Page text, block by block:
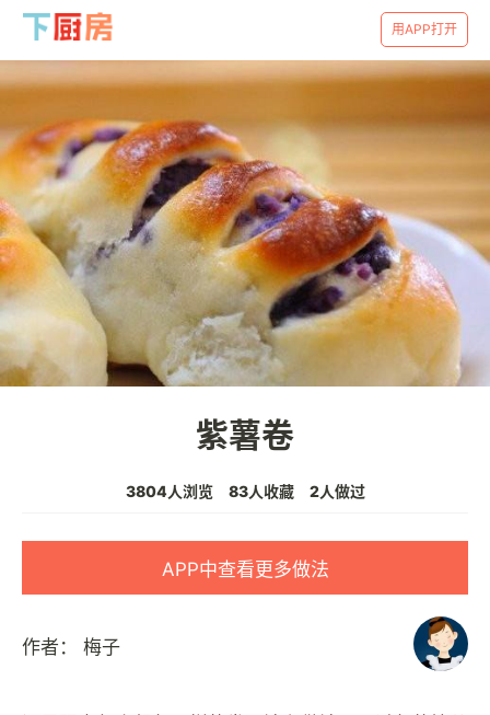
用APP打开
紫薯卷
3804人浏览 83人收藏 2人做过
APP中查看更多做法
作者： 梅子